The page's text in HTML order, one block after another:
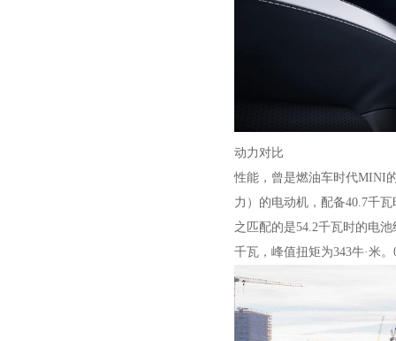
动力对比
性能，曾是燃油车时代MINI
力）的电动机，配备40.7千
之匹配的是54.2千瓦时的电
千瓦，峰值扭矩为343牛·米